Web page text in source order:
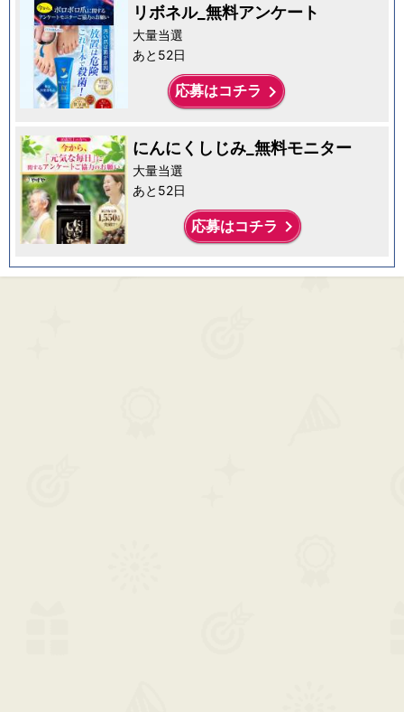
リボネル_無料アンケート
大量当選
あと52日
応募はコチラ keyboard_arrow_right
にんにくしじみ_無料モニター
大量当選
あと52日
応募はコチラ keyboard_arrow_right